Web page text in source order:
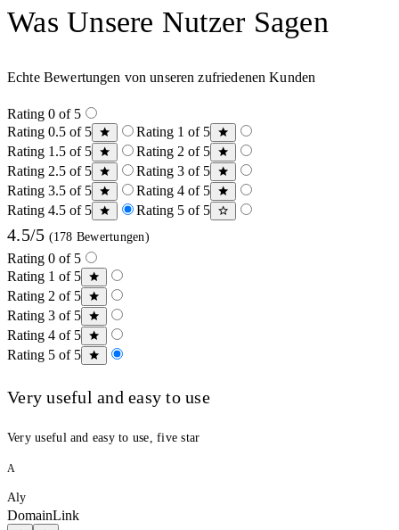
Was Unsere Nutzer Sagen
Echte Bewertungen von unseren zufriedenen Kunden
Rating 0 of 5
Rating 0.5 of 5
Rating 1 of 5
Rating 1.5 of 5
Rating 2 of 5
Rating 2.5 of 5
Rating 3 of 5
Rating 3.5 of 5
Rating 4 of 5
Rating 4.5 of 5
Rating 5 of 5
4.5/5 (178 Bewertungen)
Rating 0 of 5
Rating 1 of 5
Rating 2 of 5
Rating 3 of 5
Rating 4 of 5
Rating 5 of 5
Very useful and easy to use
Very useful and easy to use, five star
A
Aly
DomainLink